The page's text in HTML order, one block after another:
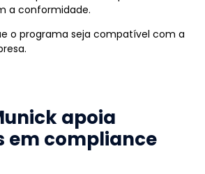
a conformidade.
o programa seja compatível com a
apoia
em compliance